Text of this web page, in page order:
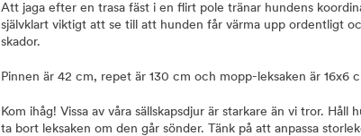
Att jaga efter en trasa fäst i en flirt pole tränar hundens
självklart viktigt att se till att hunden får värma upp ordentligt
skador.
Pinnen är 42 cm, repet är 130 cm och mopp-leksaken är 16x6
Kom ihåg! Vissa av våra sällskapsdjur är starkare än vi tror.
ta bort leksaken om den går sönder. Tänk på att anpassa